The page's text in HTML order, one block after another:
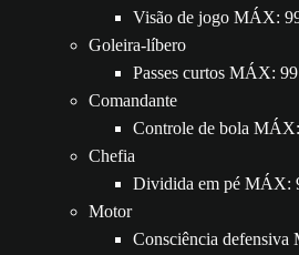
Visão de jogo MÁX:
Goleira-líbero
Passes curtos MÁX: 99
Comandante
Controle de bola
Chefia
Dividida em pé MÁX:
Motor
Consciência